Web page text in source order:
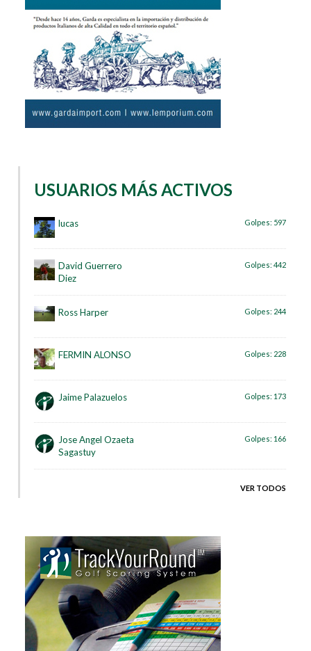
USUARIOS MÁS ACTIVOS
lucas Golpes: 597
David Guerrero
Diez
Golpes: 442
Ross Harper Golpes: 244
FERMIN ALONSO Golpes: 228
Jaime Palazuelos Golpes: 173
Jose Angel Ozaeta
Sagastuy
Golpes: 166
VER TODOS